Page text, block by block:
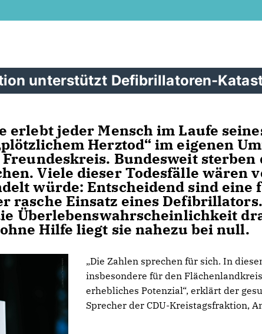
unterstützt Defibrillatoren-
erlebt jeder Mensch im Laufe
Herztod“ im eigenen
Bundesweit sterben
Viele dieser Todesfälle wären
würde: Entscheidend sind eine
rasche Einsatz eines
Überlebenswahrscheinlichkeit
Hilfe liegt sie nahezu bei null.
Die Zahlen sprechen für sich. In
insbesondere für den
erhebliches Potenzial“, erklärt der
Sprecher der CDU-Kreistagsfraktion,